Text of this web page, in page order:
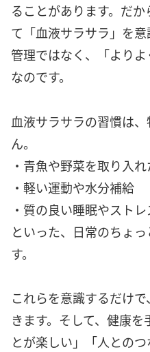
ることがあります。だ
て「血液サラサラ」を
管理ではなく、「より
なのです。
血液サラサラの習慣は
ん。
・青魚や野菜を取り入
・軽い運動や水分補給
・質の良い睡眠やスト
といった、日常のちょ
す。
これらを意識するだけ
きます。そして、健康
とが楽しい」「人との